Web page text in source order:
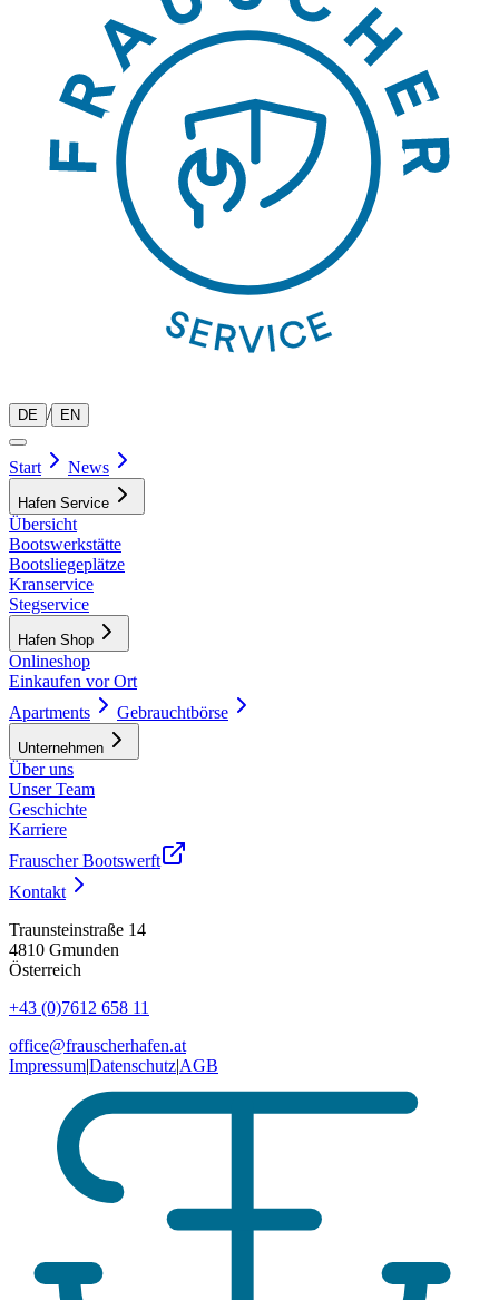
DE / EN
Start News
Hafen Service
Übersicht
Bootswerkstätte
Bootsliegeplätze
Kranservice
Stegservice
Hafen Shop
Onlineshop
Einkaufen vor Ort
Apartments
Gebrauchtbörse
Unternehmen
Über uns
Unser Team
Geschichte
Karriere
Frauscher Bootswerft
Kontakt
Traunsteinstraße 14
4810 Gmunden
Österreich
+43 (0)7612 658 11
office@frauscherhafen.at
Impressum|Datenschutz|AGB